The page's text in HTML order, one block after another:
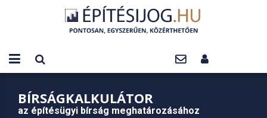
BÍRSÁGKALKULÁTOR
az építésügyi bírság meghatározásához